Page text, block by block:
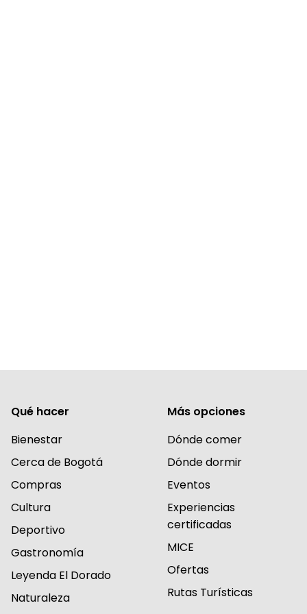
Qué hacer
Bienestar
Cerca de Bogotá
Compras
Cultura
Deportivo
Gastronomía
Leyenda El Dorado
Naturaleza
Más opciones
Dónde comer
Dónde dormir
Eventos
Experiencias
certificadas
MICE
Ofertas
Rutas Turísticas